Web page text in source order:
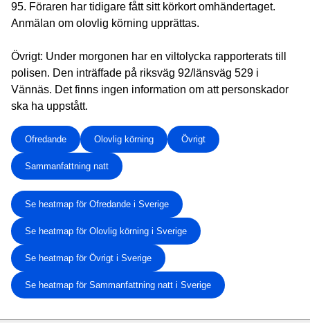
95. Föraren har tidigare fått sitt körkort omhändertaget.
Anmälan om olovlig körning upprättas.
Övrigt: Under morgonen har en viltolycka rapporterats till
polisen. Den inträffade på riksväg 92/länsväg 529 i
Vännäs. Det finns ingen information om att personskador
ska ha uppstått.
Ofredande Olovlig körning Övrigt
Sammanfattning natt
Se heatmap för Ofredande i Sverige
Se heatmap för Olovlig körning i Sverige
Se heatmap för Övrigt i Sverige
Se heatmap för Sammanfattning natt i Sverige